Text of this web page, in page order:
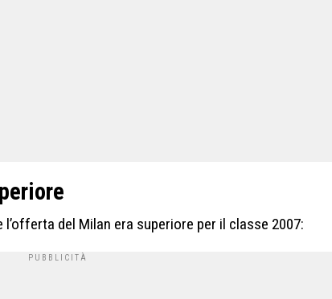
del Milan era superiore per il classe 2007: